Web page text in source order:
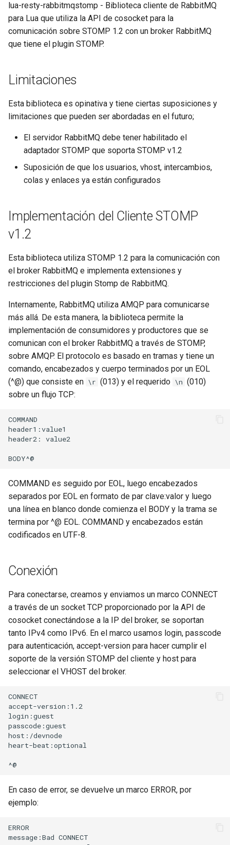
cache-purge
captcha
combined-upstreams
compression-normalize
compression-vary
concat
cookie-flag
cookie-limit
coolkit
dav-ext
delay
doh
dynamic-etag
dynamic-limit-req
echo
error-log-write
f4fhds
fancyindex
fips-check
flv
form-input
google
headers-more
hmac-secure-link
html-sanitize
iconv
immerse
Ejemplo
Ver También
GitHub
lua-resty-rabbitmqstomp - Biblioteca cliente de RabbitMQ
para Lua que utiliza la API de cosocket para la
comunicación sobre STOMP 1.2 con un broker RabbitMQ
que tiene el plugin STOMP.
Limitaciones
Esta biblioteca es opinativa y tiene ciertas suposiciones y
limitaciones que pueden ser abordadas en el futuro;
El servidor RabbitMQ debe tener habilitado el
adaptador STOMP que soporta STOMP v1.2
Suposición de que los usuarios, vhost, intercambios,
colas y enlaces ya están configurados
Implementación del Cliente STOMP
v1.2
Esta biblioteca utiliza STOMP 1.2 para la comunicación con
el broker RabbitMQ e implementa extensiones y
restricciones del plugin Stomp de RabbitMQ.
Internamente, RabbitMQ utiliza AMQP para comunicarse
más allá. De esta manera, la biblioteca permite la
implementación de consumidores y productores que se
comunican con el broker RabbitMQ a través de STOMP,
sobre AMQP. El protocolo es basado en tramas y tiene un
comando, encabezados y cuerpo terminados por un EOL
(^@) que consiste en \r (013) y el requerido \n (010)
sobre un flujo TCP:
COMMAND
header1:value1
header2: value2
COMMAND es seguido por EOL, luego encabezados
separados por EOL en formato de par clave:valor y luego
una línea en blanco donde comienza el BODY y la trama se
termina por ^@ EOL. COMMAND y encabezados están
codificados en UTF-8.
Conexión
Para conectarse, creamos y enviamos un marco CONNECT
a través de un socket TCP proporcionado por la API de
cosocket conectándose a la IP del broker, se soportan
tanto IPv4 como IPv6. En el marco usamos login, passcode
para autenticación, accept-version para hacer cumplir el
soporte de la versión STOMP del cliente y host para
seleccionar el VHOST del broker.
CONNECT
accept-version:1.2
login:guest
passcode:guest
host:/devnode
heart-beat:optional
En caso de error, se devuelve un marco ERROR, por
ejemplo:
ERROR
message:Bad CONNECT